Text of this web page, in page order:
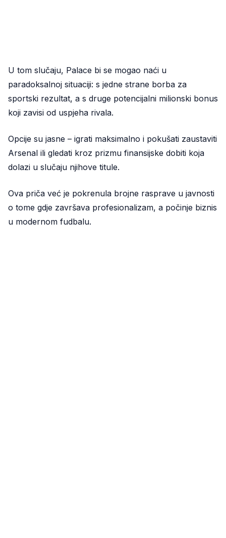
U tom slučaju, Palace bi se mogao naći u
paradoksalnoj situaciji: s jedne strane borba za
sportski rezultat, a s druge potencijalni milionski bonus
koji zavisi od uspjeha rivala.
Opcije su jasne – igrati maksimalno i pokušati zaustaviti
Arsenal ili gledati kroz prizmu finansijske dobiti koja
dolazi u slučaju njihove titule.
Ova priča već je pokrenula brojne rasprave u javnosti
o tome gdje završava profesionalizam, a počinje biznis
u modernom fudbalu.